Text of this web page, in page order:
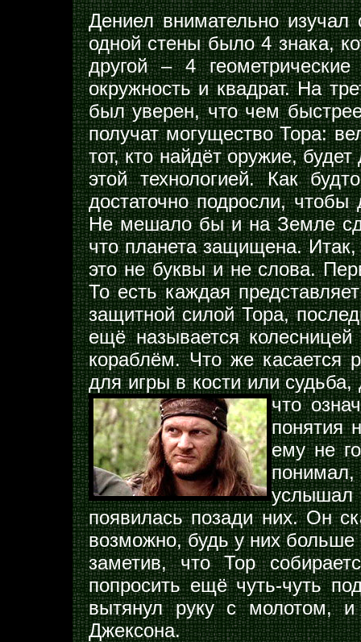
Дениел внимательно
одной стены было 4 знака,
другой – 4 геометрические
окружность и квадрат. На
был уверен, что чем
получат могущество Тора:
тот, кто найдёт оружие,
этой технологией. Как
достаточно подросли,
Не мешало бы и на Земле
что планета защищена.
это не буквы и не слова.
То есть каждая
защитной силой Тора,
ещё называется
кораблём. Что же касается
для игры в кости или
что
понятия
ему не
понимал,
услышал
появилась позади них. Он
возможно, будь у них
заметив, что Тор
попросить ещё чуть-чуть
вытянул руку с молотом,
Джексона.